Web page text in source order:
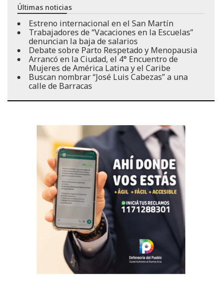
Últimas noticias
Estreno internacional en el San Martín
Trabajadores de “Vacaciones en la Escuelas”
denuncian la baja de salarios
Debate sobre Parto Respetado y Menopausia
Arrancó en la Ciudad, el 4° Encuentro de
Mujeres de América Latina y el Caribe
Buscan nombrar “José Luis Cabezas” a una
calle de Barracas